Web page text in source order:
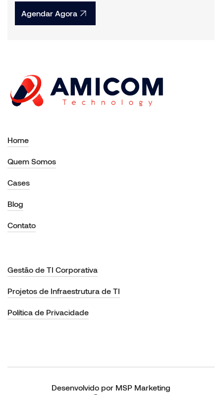
Agendar Agora
Home
Quem Somos
Cases
Blog
Contato
Gestão de TI Corporativa
Projetos de Infraestrutura de TI
Política de Privacidade
Desenvolvido por MSP Marketing